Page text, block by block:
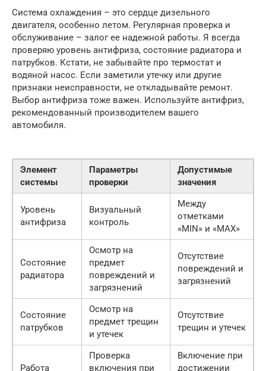
Система охлаждения – это сердце дизельного
двигателя, особенно летом. Регулярная проверка и
обслуживание – залог ее надежной работы. Я всегда
проверяю уровень антифриза, состояние радиатора и
патрубков. Кстати, не забывайте про термостат и
водяной насос. Если заметили утечку или другие
признаки неисправности, не откладывайте ремонт.
Выбор антифриза тоже важен. Используйте антифриз,
рекомендованный производителем вашего
автомобиля.
Элемент
системы
Параметры
проверки
Допустимые
значения
Уровень
антифриза
Визуальный
контроль
Между
отметками
«MIN» и «MAX»
Состояние
радиатора
Осмотр на
предмет
повреждений и
загрязнений
Отсутствие
повреждений и
загрязнений
Состояние
патрубков
Осмотр на
предмет трещин
и утечек
Отсутствие
трещин и утечек
Работа
Проверка
включения при
Включение при
достижении